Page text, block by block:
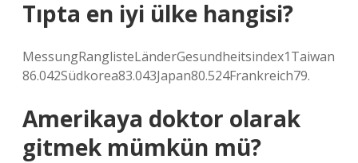
Tıpta en iyi ülke hangisi?
MessungRanglisteLänderGesundheitsindex1Taiwan
86.042Südkorea83.043Japan80.524Frankreich79.
Amerikaya doktor olarak
gitmek mümkün mü?